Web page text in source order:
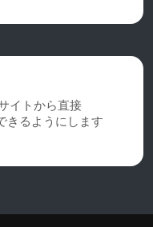
イトから直接
きるようにします